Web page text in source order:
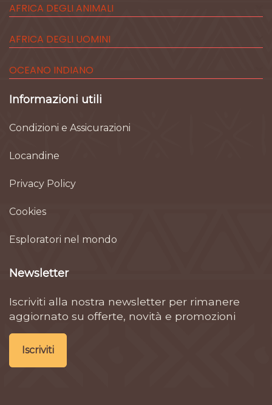
AFRICA DEGLI ANIMALI
AFRICA DEGLI UOMINI
OCEANO INDIANO
Informazioni utili
Condizioni e Assicurazioni
Locandine
Privacy Policy
Cookies
Esploratori nel mondo
Newsletter
Iscriviti alla nostra newsletter per rimanere
aggiornato su offerte, novità e promozioni
Iscriviti